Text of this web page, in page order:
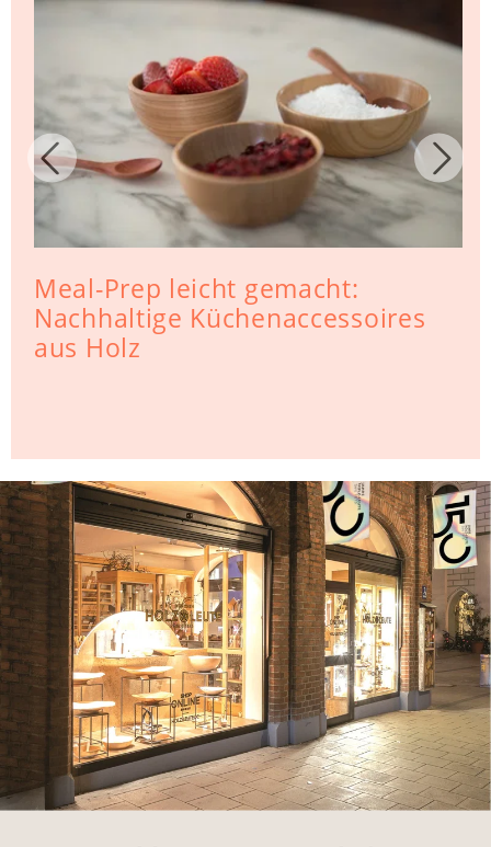
Meal-Prep leicht gemacht:
Nachhaltige Küchenaccessoires
aus Holz